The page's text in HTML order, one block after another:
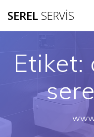
SERELSERVİS
Etiket: